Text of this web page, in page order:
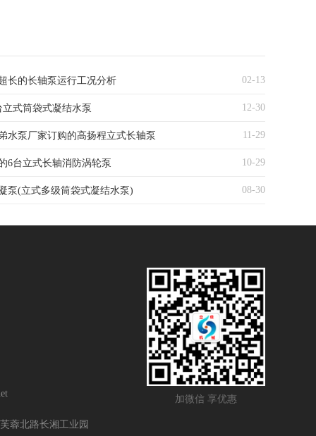
02-13
长的长轴泵运行工况分析
12-30
立式筒袋式凝结水泵
11-29
水泵厂家订购的高扬程立式长轴泵
10-29
6台立式长轴消防涡轮泵
08-30
泵(立式多级筒袋式凝结水泵)
加微信 享优惠
蓉北路长湘工业园